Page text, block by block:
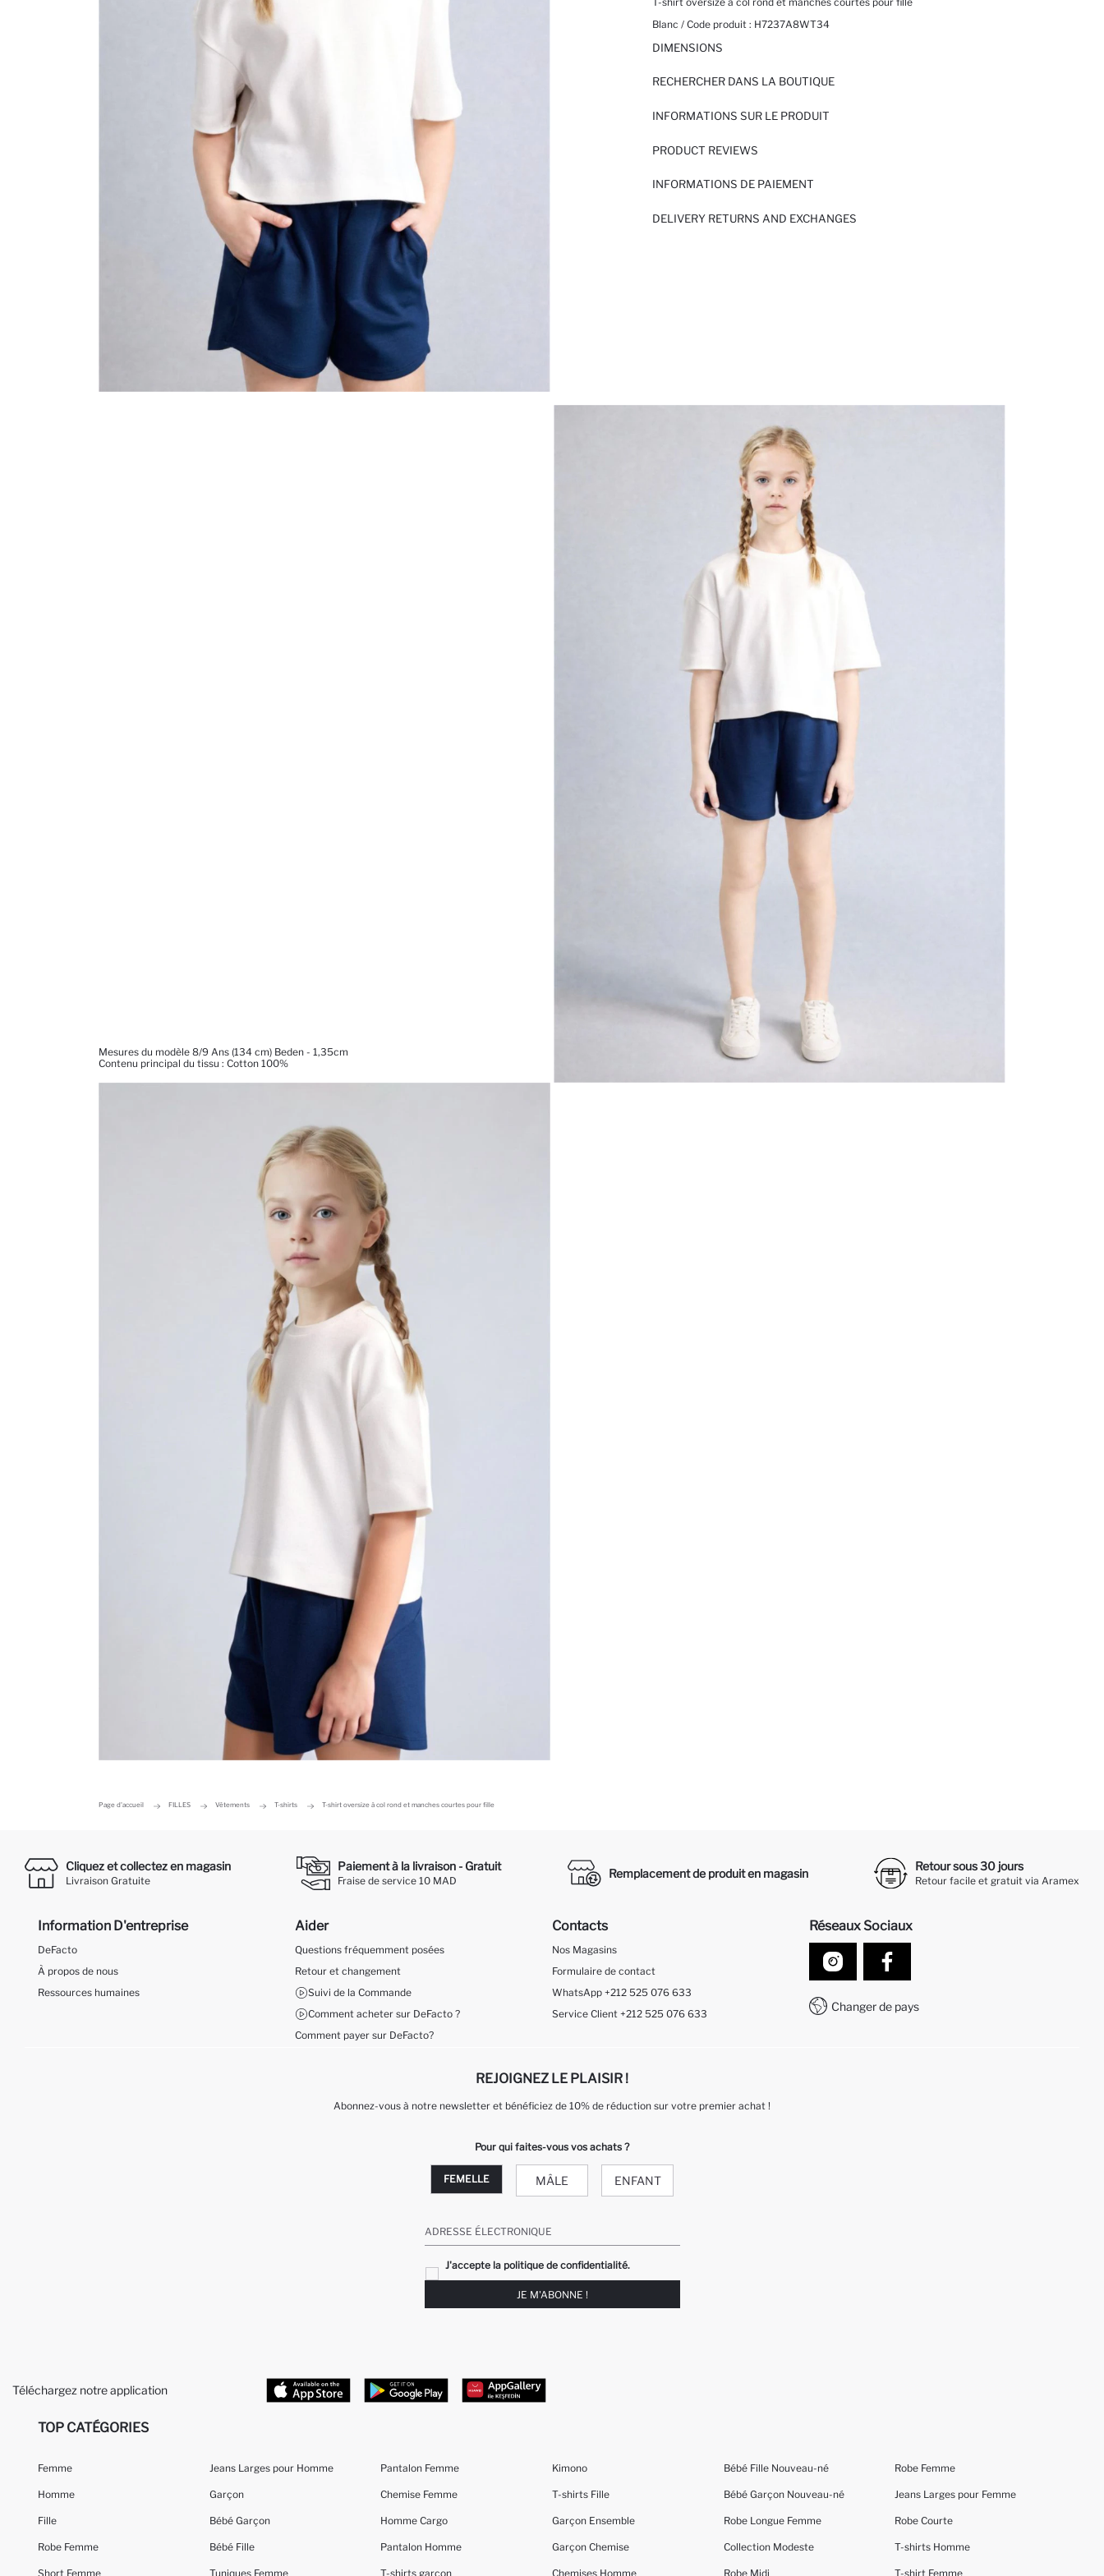
Blanc / Code produit : H7237A8WT34
DIMENSIONS
RECHERCHER DANS LA BOUTIQUE
INFORMATIONS SUR LE PRODUIT
PRODUCT REVIEWS
INFORMATIONS DE PAIEMENT
DELIVERY RETURNS AND EXCHANGES
Mesures du modèle 8/9 Ans (134 cm) Beden - 1,35cm
Contenu principal du tissu : Cotton 100%
Page d'accueil FILLES Vêtements T-shirts T-shirt oversize à col rond et manches courtes pour fille
Cliquez et collectez en magasin
Livraison Gratuite
Paiement à la livraison - Gratuit
Fraise de service 10 MAD
Remplacement de produit en magasin
Retour sous 30 jours
Retour facile et gratuit via Aramex
Information D'entreprise
DeFacto
À propos de nous
Ressources humaines
Aider
Questions fréquemment posées
Retour et changement
Suivi de la Commande
Comment acheter sur DeFacto ?
Comment payer sur DeFacto?
Contacts
Nos Magasins
Formulaire de contact
WhatsApp +212 525 076 633
Service Client +212 525 076 633
Réseaux Sociaux
Changer de pays
REJOIGNEZ LE PLAISIR !
Abonnez-vous à notre newsletter et bénéficiez de 10% de réduction sur votre premier achat !
Pour qui faites-vous vos achats ?
FEMELLE MÂLE ENFANT
ADRESSE ÉLECTRONIQUE
J'accepte la politique de confidentialité.
JE M'ABONNE !
Téléchargez notre application
TOP CATÉGORIES
Femme
Homme
Fille
Robe Femme
Short Femme
Jeans Larges pour Homme
Garçon
Bébé Garçon
Bébé Fille
Tuniques Femme
Pantalon Femme
Chemise Femme
Homme Cargo
Pantalon Homme
T-shirts garçon
Kimono
T-shirts Fille
Garçon Ensemble
Garçon Chemise
Chemises Homme
Bébé Fille Nouveau-né
Bébé Garçon Nouveau-né
Robe Longue Femme
Collection Modeste
Robe Midi
Robe Femme
Jeans Larges pour Femme
Robe Courte
T-shirts Homme
T-shirt Femme